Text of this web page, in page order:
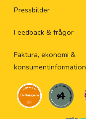
Pressbilder
Feedback & frågor
Faktura, ekonomi &
konsumentinformation